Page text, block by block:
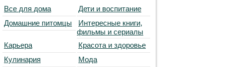
Все для дома
Дети и воспитание
Домашние питомцы
Интересные книги,
фильмы и сериалы
Карьера
Красота и здоровье
Кулинария
Мода